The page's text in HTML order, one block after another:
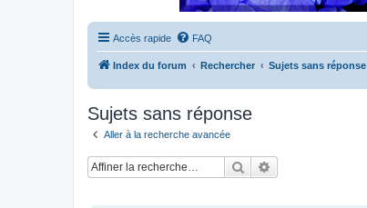
Accès rapide FAQ
Index du forum Rechercher Sujets sans réponse
Sujets sans réponse
Aller à la recherche avancée
Rechercher